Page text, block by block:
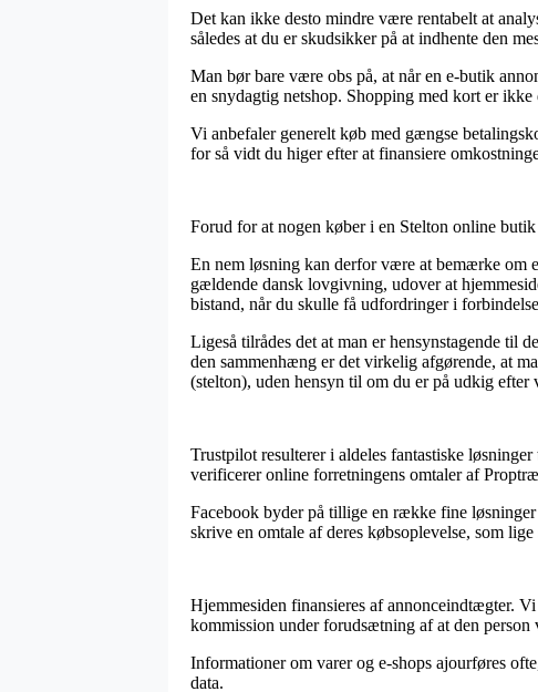
Det kan ikke desto mindre være rentabelt at
således at du er skudsikker på at indhente den
Man bør bare være obs på, at når en e-butik
en snydagtig netshop. Shopping med kort er
Vi anbefaler generelt køb med gængse
for så vidt du higer efter at finansiere
Forud for at nogen køber i en Stelton online
En nem løsning kan derfor være at bemærke om
gældende dansk lovgivning, udover at
bistand, når du skulle få udfordringer i
Ligeså tilrådes det at man er hensynstagende til
den sammenhæng er det virkelig afgørende, at
(stelton), uden hensyn til om du er på udkig efter
Trustpilot resulterer i aldeles fantastiske
verificerer online forretningens omtaler af
Facebook byder på tillige en række fine
skrive en omtale af deres købsoplevelse, som
Hjemmesiden finansieres af annonceindtægter.
kommission under forudsætning af at den person
Informationer om varer og e-shops ajourføres
data.